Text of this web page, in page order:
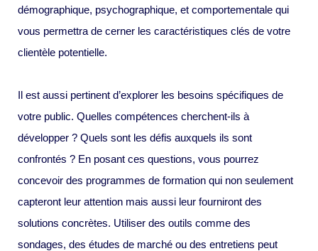
démographique, psychographique, et comportementale qui
vous permettra de cerner les caractéristiques clés de votre
clientèle potentielle.
Il est aussi pertinent d’explorer les besoins spécifiques de
votre public. Quelles compétences cherchent-ils à
développer ? Quels sont les défis auxquels ils sont
confrontés ? En posant ces questions, vous pourrez
concevoir des programmes de formation qui non seulement
capteront leur attention mais aussi leur fourniront des
solutions concrètes. Utiliser des outils comme des
sondages, des études de marché ou des entretiens peut